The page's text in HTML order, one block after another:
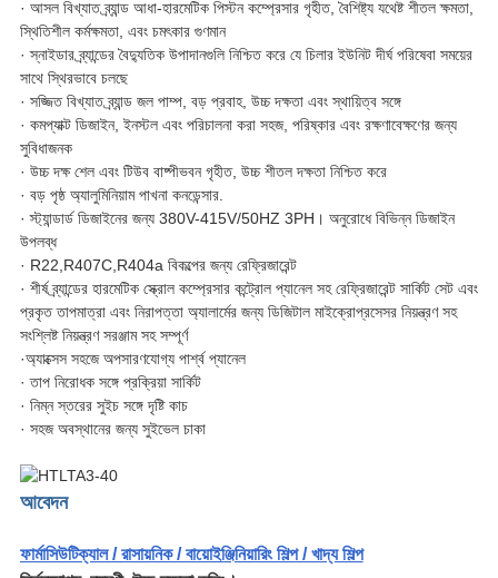
· আসল বিখ্যাত ব্র্যান্ড আধা-হারমেটিক পিস্টন কম্প্রেসার গৃহীত, বৈশিষ্ট্য যথেষ্ট শীতল ক্ষমতা,
স্থিতিশীল কর্মক্ষমতা, এবং চমৎকার গুণমান
· স্নাইডার ব্র্যান্ডের বৈদ্যুতিক উপাদানগুলি নিশ্চিত করে যে চিলার ইউনিট দীর্ঘ পরিষেবা সময়ের
সাথে স্থিরভাবে চলছে
· সজ্জিত বিখ্যাত ব্র্যান্ড জল পাম্প, বড় প্রবাহ, উচ্চ দক্ষতা এবং স্থায়িত্ব সঙ্গে
· কমপ্যাক্ট ডিজাইন, ইনস্টল এবং পরিচালনা করা সহজ, পরিষ্কার এবং রক্ষণাবেক্ষণের জন্য
সুবিধাজনক
· উচ্চ দক্ষ শেল এবং টিউব বাষ্পীভবন গৃহীত, উচ্চ শীতল দক্ষতা নিশ্চিত করে
· বড় পৃষ্ঠ অ্যালুমিনিয়াম পাখনা কনডেন্সার.
· স্ট্যান্ডার্ড ডিজাইনের জন্য 380V-415V/50HZ 3PH। অনুরোধে বিভিন্ন ডিজাইন
উপলব্ধ
· R22,R407C,R404a বিকল্পের জন্য রেফ্রিজারেন্ট
· শীর্ষ ব্র্যান্ডের হারমেটিক স্ক্রোল কম্প্রেসার কন্ট্রোল প্যানেল সহ রেফ্রিজারেন্ট সার্কিট সেট এবং
প্রকৃত তাপমাত্রা এবং নিরাপত্তা অ্যালার্মের জন্য ডিজিটাল মাইক্রোপ্রসেসর নিয়ন্ত্রণ সহ
সংশ্লিষ্ট নিয়ন্ত্রণ সরঞ্জাম সহ সম্পূর্ণ
·অ্যাক্সেস সহজে অপসারণযোগ্য পার্শ্ব প্যানেল
· তাপ নিরোধক সঙ্গে প্রক্রিয়া সার্কিট
· নিম্ন স্তরের সুইচ সঙ্গে দৃষ্টি কাচ
· সহজ অবস্থানের জন্য সুইভেল চাকা
আবেদন
ফার্মাসিউটিক্যাল / রাসায়নিক / বায়োইঞ্জিনিয়ারিং শিল্প / খাদ্য শিল্প